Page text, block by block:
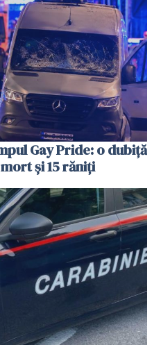
Gay Pride: o dubiță
și 15 răniți